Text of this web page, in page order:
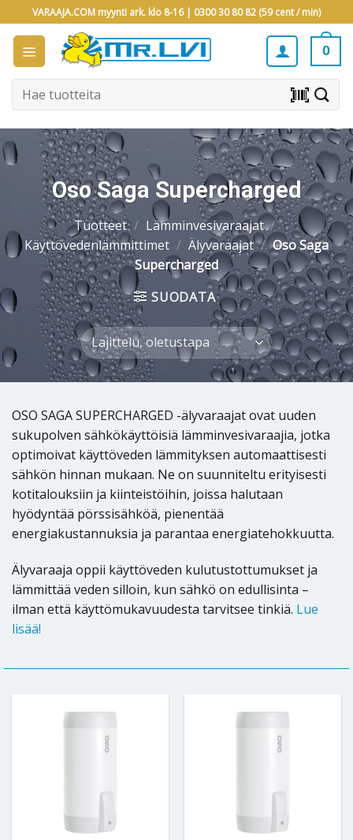
to
content
VARAAJA.COM myynti ark. klo 8-16 | 0300 30 80 82 (59 cent / min)
0
Etsi: barcode_scanner
Oso Saga Supercharged
Tuotteet / Lämminvesivaraajat /
Käyttövedenlämmittimet / Älyvaraajat / Oso Saga
Supercharged
SUODATA
OSO SAGA SUPERCHARGED -älyvaraajat ovat uuden
sukupolven sähkökäyttöisiä lämminvesivaraajia, jotka
optimoivat käyttöveden lämmityksen automaattisesti
sähkön hinnan mukaan. Ne on suunniteltu erityisesti
kotitalouksiin ja kiinteistöihin, joissa halutaan
hyödyntää pörssisähköä, pienentää
energiakustannuksia ja parantaa energiatehokkuutta.
Älyvaraaja oppii käyttöveden kulutustottumukset ja
lämmittää veden silloin, kun sähkö on edullisinta –
ilman että käyttömukavuudesta tarvitsee tinkiä. Lue
lisää!